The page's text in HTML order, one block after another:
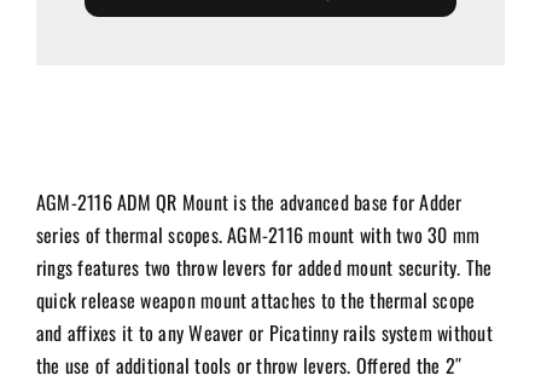
cu
AGM-2116 ADM QR Mount is the advanced base for Adder
series of thermal scopes. AGM-2116 mount with two 30 mm
rings features two throw levers for added mount security. The
quick release weapon mount attaches to the thermal scope
and affixes it to any Weaver or Picatinny rails system without
the use of additional tools or throw levers. Offered the 2″